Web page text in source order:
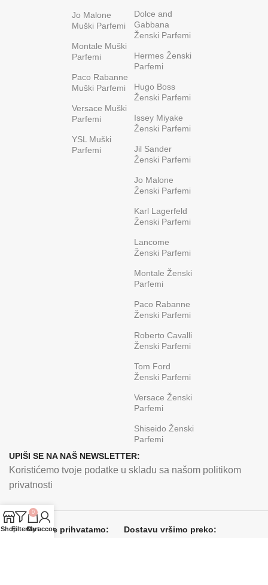
Jo Malone
Muški Parfemi
Montale Muški
Parfemi
Paco Rabanne
Muški Parfemi
Versace Muški
Parfemi
YSL Muški
Parfemi
Dolce and
Gabbana
Ženski Parfemi
Hermes Ženski
Parfemi
Hugo Boss
Ženski Parfemi
Issey Miyake
Ženski Parfemi
Jil Sander
Ženski Parfemi
Jo Malone
Ženski Parfemi
Karl Lagerfeld
Ženski Parfemi
Lancome
Ženski Parfemi
Montale Ženski
Parfemi
Paco Rabanne
Ženski Parfemi
Roberto Cavalli
Ženski Parfemi
Tom Ford
Ženski Parfemi
Versace Ženski
Parfemi
Shiseido Ženski
Parfemi
UPIŠI SE NA NAŠ NEWSLETTER:
Koristićemo tvoje podatke u skladu sa našom politikom
privatnosti
Kartice koje prihvatamo: Dostavu vršimo preko:
ShopFilters
0
Cart
My account